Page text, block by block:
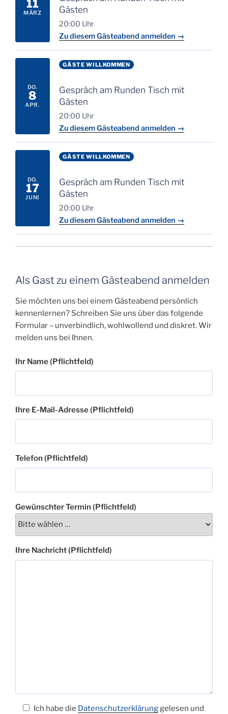
11
MÄRZ
Gästen
20:00 Uhr
Zu diesem Gästeabend anmelden →
DO.
8
APR.
GÄSTE WILLKOMMEN
Gespräch am Runden Tisch mit
Gästen
20:00 Uhr
Zu diesem Gästeabend anmelden →
DO.
17
JUNI
GÄSTE WILLKOMMEN
Gespräch am Runden Tisch mit
Gästen
20:00 Uhr
Zu diesem Gästeabend anmelden →
Als Gast zu einem Gästeabend anmelden
Sie möchten uns bei einem Gästeabend persönlich
kennenlernen? Schreiben Sie uns über das folgende
Formular – unverbindlich, wohlwollend und diskret. Wir
melden uns bei Ihnen.
Ihr Name (Pflichtfeld)
Ihre E-Mail-Adresse (Pflichtfeld)
Telefon (Pflichtfeld)
Gewünschter Termin (Pflichtfeld)
Ihre Nachricht (Pflichtfeld)
Ich habe die Datenschutzerklärunggelesen und